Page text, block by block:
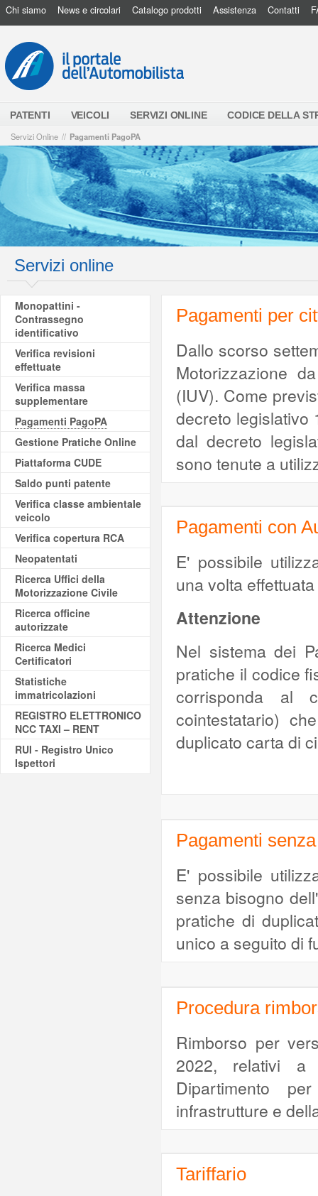
Chi siamo News e circolari Catalogo prodotti Assistenza Contatti
PATENTI VEICOLI SERVIZI ONLINE
CODICE DELLA
Servizi Online // Pagamenti PagoPA
Servizi online
Monopattini -
Contrassegno
identificativo
Verifica revisioni
effettuate
Verifica massa
supplementare
Pagamenti PagoPA
Gestione Pratiche Online
Piattaforma CUDE
Saldo punti patente
Verifica classe ambientale
veicolo
Verifica copertura RCA
Neopatentati
Ricerca Uffici della
Motorizzazione Civile
Ricerca officine
autorizzate
Ricerca Medici
Certificatori
Statistiche
immatricolazioni
REGISTRO ELETTRONICO
NCC TAXI – RENT
RUI - Registro Unico
Ispettori
Pagamenti per
Dallo scorso
Motorizzazione
(IUV). Come
decreto legislativo
dal decreto
sono tenute a
Pagamenti con
E' possibile
una volta
Attenzione
Nel sistema dei
pratiche il codice
corrisponda al
cointestatario)
duplicato carta di
Pagamenti
E' possibile
senza bisogno
pratiche di
unico a seguito di
Procedura
Rimborso per
2022, relativi a
Dipartimento
infrastrutture e
Tariffario